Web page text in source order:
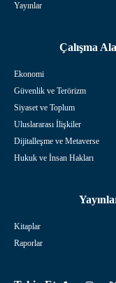
Yayınlar
Çalışma
Ekonomi
Güvenlik ve Terörizm
Siyaset ve Toplum
Uluslararası İlişkiler
Dijitalleşme ve Metaverse
Hukuk ve İnsan Hakları
Kitaplar
Raporlar